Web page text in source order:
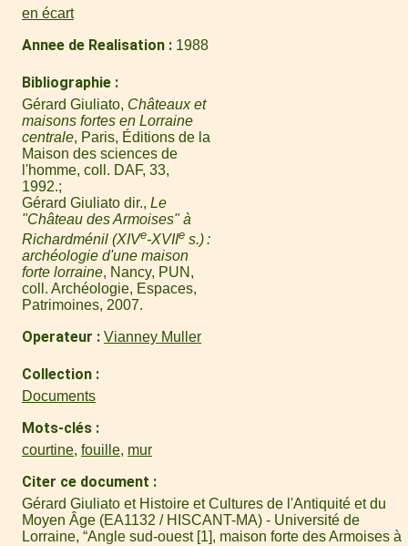
en écart
Annee de Realisation 1988
Bibliographie
Gérard Giuliato, Châteaux et
maisons fortes en Lorraine
centrale, Paris, Éditions de la
Maison des sciences de
l'homme, coll. DAF, 33,
1992.
Gérard Giuliato dir., Le
"Château des Armoises" à
Richardménil (XIVe-XVIIe s.) :
archéologie d'une maison
forte lorraine, Nancy, PUN,
coll. Archéologie, Espaces,
Patrimoines, 2007.
Operateur Vianney Muller
Collection
Documents
Mots-clés
courtine, fouille, mur
Citer ce document
Gérard Giuliato et Histoire et Cultures de l'Antiquité et du
Moyen Âge (EA1132 / HISCANT-MA) - Université de
Lorraine, “Angle sud-ouest [1], maison forte des Armoises à